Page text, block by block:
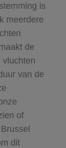
is
meerdere
de
vluchten
van de
of
dit